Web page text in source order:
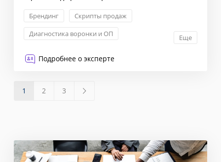
Брендинг
Скрипты продаж
Диагностика воронки и ОП
Еще
Подробнее о эксперте
1 2 3